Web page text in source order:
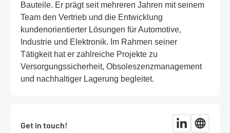
Bauteile. Er prägt seit mehreren Jahren mit seinem
Team den Vertrieb und die Entwicklung
kundenorientierter Lösungen für Automotive,
Industrie und Elektronik. Im Rahmen seiner
Tätigkeit hat er zahlreiche Projekte zu
Versorgungssicherheit, Obsoleszenzmanagement
und nachhaltiger Lagerung begleitet.
Get in touch!